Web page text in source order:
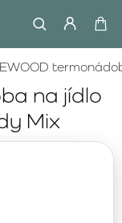
na jídlo
Mix